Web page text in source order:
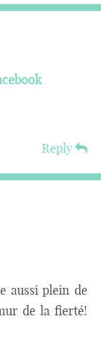
Reply
aussi plein de
de la fierté!